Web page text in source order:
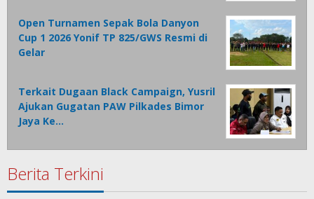
Open Turnamen Sepak Bola Danyon
Cup 1 2026 Yonif TP 825/GWS Resmi di
Gelar
Terkait Dugaan Black Campaign, Yusril
Ajukan Gugatan PAW Pilkades Bimor
Jaya Ke…
Berita Terkini